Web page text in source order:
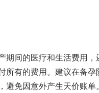
期间的医疗和生活费用
所有的费用。建议在备
免因意外产生天价账单